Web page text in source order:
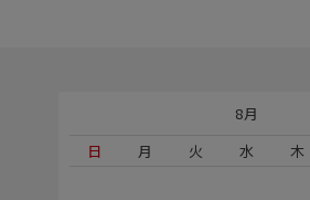
8月
日
月 火 水 木